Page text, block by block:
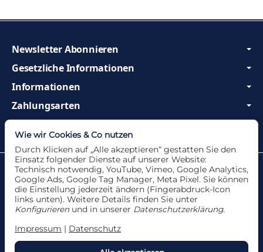
Gesetzliche Informationen
Informationen
Zahlungsarten
Wir sind Profis und beraten Sie gerne!
Newsletter Abonnieren
Datenschutzerklärung•Impressum
Wie wir Cookies & Co nutzen
Durch Klicken auf „Alle akzeptieren“ gestatten Sie den
Einsatz folgender Dienste auf unserer Website:
Technisch notwendig, YouTube, Vimeo, Google Analytics,
Google Ads, Google Tag Manager, Meta Pixel. Sie können
die Einstellung jederzeit ändern (Fingerabdruck-Icon
links unten). Weitere Details finden Sie unter
Konfigurieren und in unserer Datenschutzerklärung.
Impressum | Datenschutz